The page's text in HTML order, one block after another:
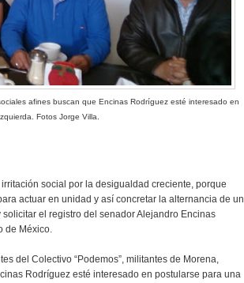
afines buscan que Encinas Rodríguez esté interesado en
Fotos Jorge Villa.
social por la desigualdad creciente, porque
actuar en unidad y así concretar la alternancia de un
el registro del senador Alejandro Encinas
de México.
del Colectivo “Podemos”, militantes de Morena,
Rodríguez esté interesado en postularse para una